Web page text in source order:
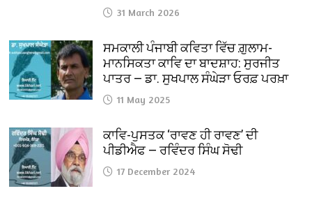
31 March 2026
ਸਮਕਾਲੀ ਪੰਜਾਬੀ ਕਵਿਤਾ ਵਿੱਚ ਗ਼ੁਲਾਮ-
ਮਾਨਸਿਕਤਾ ਕਾਵਿ ਦਾ ਬਾਦਸ਼ਾਹ: ਸੁਰਜੀਤ
ਪਾਤਰ — ਡਾ. ਸੁਖਪਾਲ ਸੰਘੇੜਾ ਓਰਫ਼ ਪਰਖ਼ਾ
11 May 2025
ਕਾਵਿ-ਪੁਸਤਕ ‘ਰਾਵਣ ਹੀ ਰਾਵਣ’ ਦੀ
ਪੀਡੀਐਫ — ਰਵਿੰਦਰ ਸਿੰਘ ਸੋਢੀ
17 December 2024